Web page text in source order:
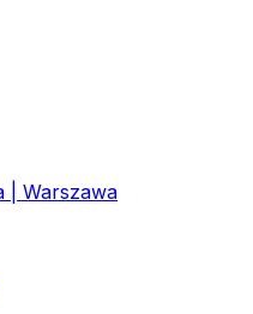
| Warszawa